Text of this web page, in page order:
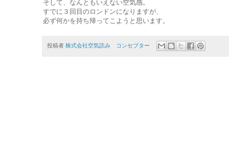
そして、なんともいえない空気感。
すでに３回目のロンドンになりますが、
必ず何かを持ち帰ってこようと思います。
投稿者 株式会社空気読み コンセプター